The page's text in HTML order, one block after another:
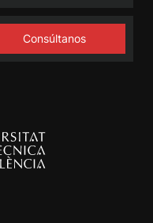
Consúltanos